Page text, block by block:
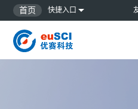
首页 快捷入口